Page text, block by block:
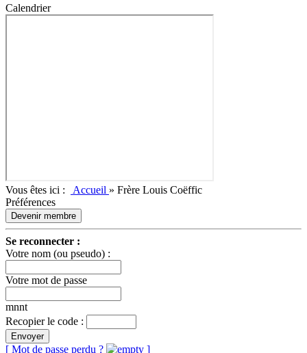
Calendrier
Vous êtes ici : Accueil » Frère Louis Coëffic
Préférences
Devenir membre
Se reconnecter :
Votre nom (ou pseudo) :
Votre mot de passe
mnnt
Recopier le code :
Envoyer
[ Mot de passe perdu ? ]